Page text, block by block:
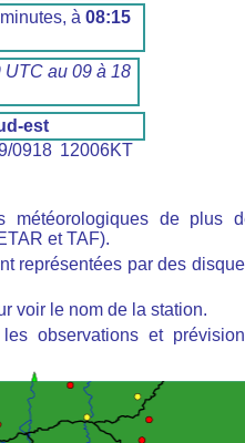
à 08:15
au 09 à 18
est
0918 12006KT
météorologiques de plus
et TAF).
représentées par des
voir le nom de la station.
observations et